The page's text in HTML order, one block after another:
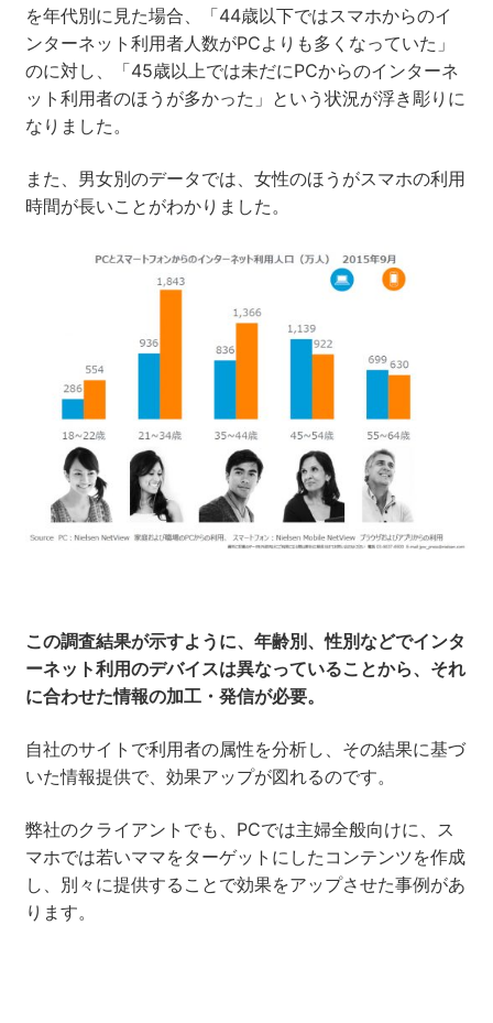
を年代別に見た場合、「44歳以下ではスマホからのイ
ンターネット利用者人数がPCよりも多くなっていた」
のに対し、「45歳以上では未だにPCからのインターネ
ット利用者のほうが多かった」という状況が浮き彫りに
なりました。
また、男女別のデータでは、女性のほうがスマホの利用
時間が長いことがわかりました。
この調査結果が示すように、年齢別、性別などでインタ
ーネット利用のデバイスは異なっていることから、それ
に合わせた情報の加工・発信が必要。
自社のサイトで利用者の属性を分析し、その結果に基づ
いた情報提供で、効果アップが図れるのです。
弊社のクライアントでも、PCでは主婦全般向けに、ス
マホでは若いママをターゲットにしたコンテンツを作成
し、別々に提供することで効果をアップさせた事例があ
ります。